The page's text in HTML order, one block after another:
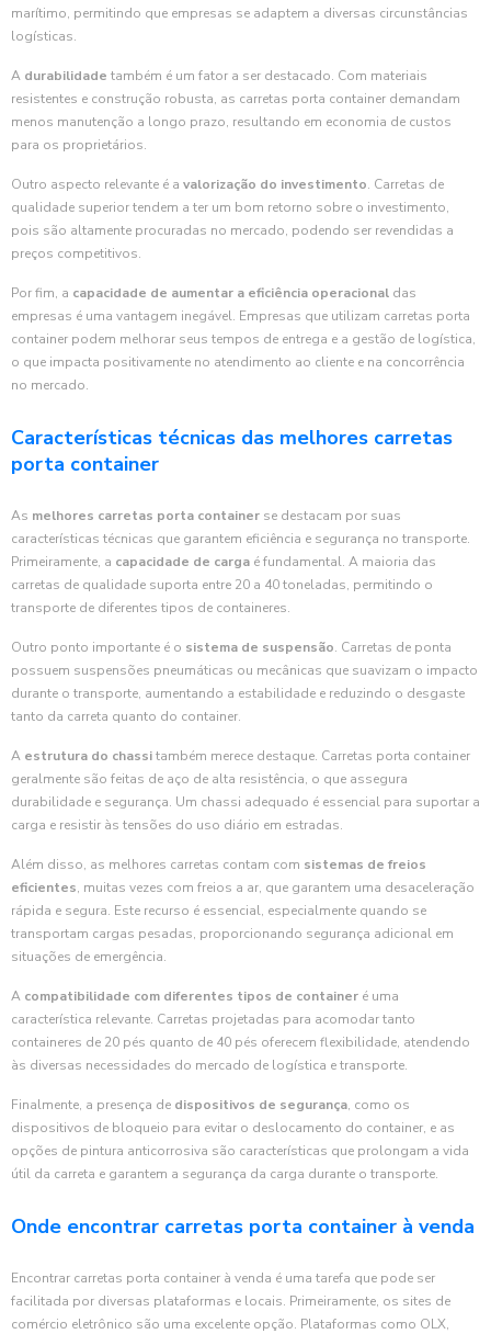
marítimo, permitindo que empresas se adaptem a diversas circunstâncias
logísticas.
A durabilidade também é um fator a ser destacado. Com materiais
resistentes e construção robusta, as carretas porta container demandam
menos manutenção a longo prazo, resultando em economia de custos
para os proprietários.
Outro aspecto relevante é a valorização do investimento. Carretas de
qualidade superior tendem a ter um bom retorno sobre o investimento,
pois são altamente procuradas no mercado, podendo ser revendidas a
preços competitivos.
Por fim, a capacidade de aumentar a eficiência operacional das
empresas é uma vantagem inegável. Empresas que utilizam carretas porta
container podem melhorar seus tempos de entrega e a gestão de logística,
o que impacta positivamente no atendimento ao cliente e na concorrência
no mercado.
Características técnicas das melhores carretas
porta container
As melhores carretas porta container se destacam por suas
características técnicas que garantem eficiência e segurança no transporte.
Primeiramente, a capacidade de carga é fundamental. A maioria das
carretas de qualidade suporta entre 20 a 40 toneladas, permitindo o
transporte de diferentes tipos de containeres.
Outro ponto importante é o sistema de suspensão. Carretas de ponta
possuem suspensões pneumáticas ou mecânicas que suavizam o impacto
durante o transporte, aumentando a estabilidade e reduzindo o desgaste
tanto da carreta quanto do container.
A estrutura do chassitambém merece destaque. Carretas porta container
geralmente são feitas de aço de alta resistência, o que assegura
durabilidade e segurança. Um chassi adequado é essencial para suportar a
carga e resistir às tensões do uso diário em estradas.
Além disso, as melhores carretas contam com sistemas de freios
eficientes, muitas vezes com freios a ar, que garantem uma desaceleração
rápida e segura. Este recurso é essencial, especialmente quando se
transportam cargas pesadas, proporcionando segurança adicional em
situações de emergência.
A compatibilidade com diferentes tipos de container é uma
característica relevante. Carretas projetadas para acomodar tanto
containeres de 20 pés quanto de 40 pés oferecem flexibilidade, atendendo
às diversas necessidades do mercado de logística e transporte.
Finalmente, a presença de dispositivos de segurança, como os
dispositivos de bloqueio para evitar o deslocamento do container, e as
opções de pintura anticorrosiva são características que prolongam a vida
útil da carreta e garantem a segurança da carga durante o transporte.
Onde encontrar carretas porta container à venda
Encontrar carretas porta container à venda é uma tarefa que pode ser
facilitada por diversas plataformas e locais. Primeiramente, os sites de
comércio eletrônico são uma excelente opção. Plataformas como OLX,